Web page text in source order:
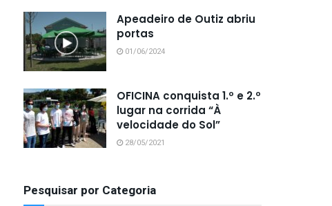
Apeadeiro de Outiz abriu
portas
01/06/2024
OFICINA conquista 1.º e 2.º
lugar na corrida “À
velocidade do Sol”
28/05/2021
Pesquisar por Categoria